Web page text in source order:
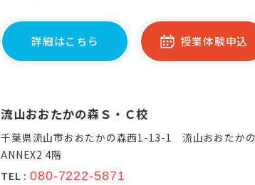
詳細はこちら 授業体験申込
流山おおたかの森Ｓ・Ｃ校
千葉県流山市おおたかの森西1-13-1 流山おおたかの
ANNEX2 4階
TEL : 080-7222-5871